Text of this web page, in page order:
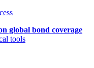
global bond coverage
tools